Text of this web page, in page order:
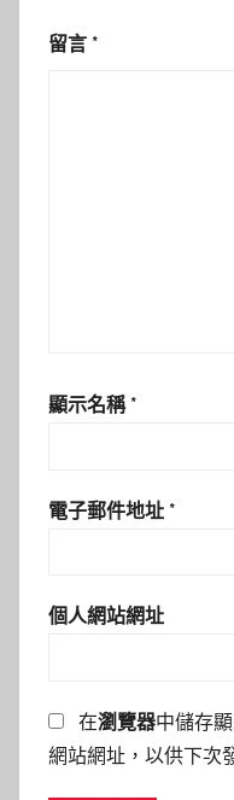
留言 *
顯示名稱 *
電子郵件地址 *
個人網站網址
在瀏覽器中儲存
網站網址，以供下次